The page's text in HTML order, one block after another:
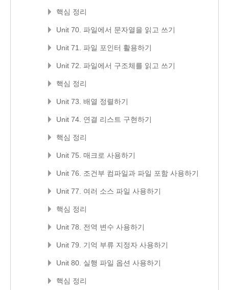
핵심 정리
Unit 70. 파일에서 문자열을 읽고 쓰기
Unit 71. 파일 포인터 활용하기
Unit 72. 파일에서 구조체를 읽고 쓰기
핵심 정리
Unit 73. 배열 정렬하기
Unit 74. 연결 리스트 구현하기
핵심 정리
Unit 75. 매크로 사용하기
Unit 76. 조건부 컴파일과 파일 포함 사용하기
Unit 77. 여러 소스 파일 사용하기
핵심 정리
Unit 78. 전역 변수 사용하기
Unit 79. 기억 부류 지정자 사용하기
Unit 80. 실행 파일 옵션 사용하기
핵심 정리